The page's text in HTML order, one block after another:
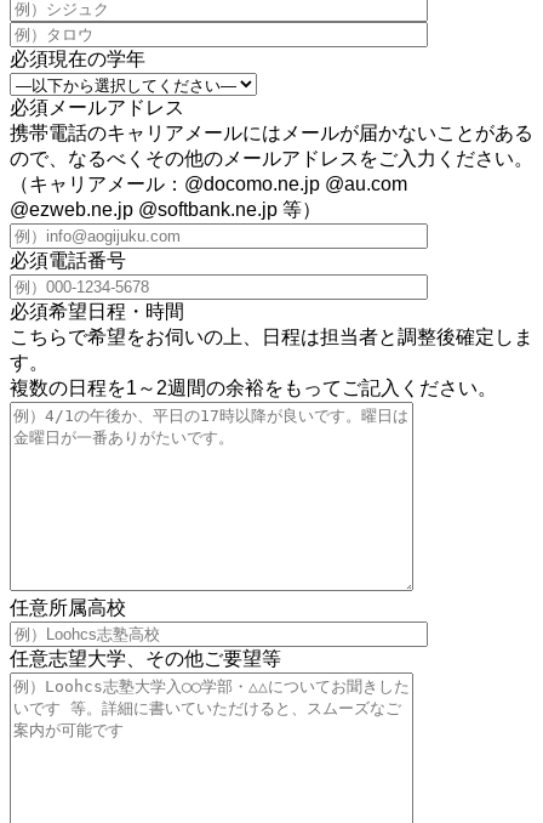
必須現在の学年
必須 メールアドレス
携帯電話のキャリアメールにはメールが届かないことがある
ので、なるべくその他のメールアドレスをご入力ください。
（キャリアメール：@docomo.ne.jp @au.com
@ezweb.ne.jp @softbank.ne.jp 等）
必須電話番号
必須希望日程・時間
こちらで希望をお伺いの上、日程は担当者と調整後確定しま
す。
複数の日程を1～2週間の余裕をもってご記入ください。
任意所属高校
任意志望大学、その他ご要望等